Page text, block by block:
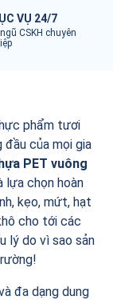
VỤ 24/7
CSKH chuyên
phẩm tươi
đầu của mọi gia
PET vuông
lựa chọn hoàn
kẹo, mứt, hạt
cho tới các
lý do vì sao sản
đa dạng dung